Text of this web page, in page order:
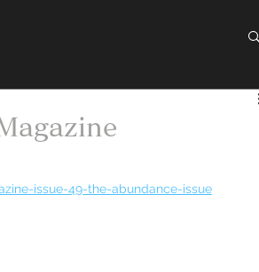
issue-49-the-abundance-issue